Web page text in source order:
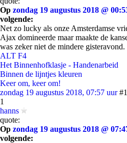
Op zondag 19 augustus 2018 @
volgende:
Net zo lucky als onze Amsterdamse
Ajax domineerde maar maakte de
was zeker niet de mindere gisteravond.
ALT F4
Het Binnenhofklasje - Handenarbeid
Binnen de lijntjes kleuren
Keer om, keer om!
zondag 19 augustus 2018, 07:57 uur
1
hanns
quote:
Op zondag 19 augustus 2018 @
volgende: